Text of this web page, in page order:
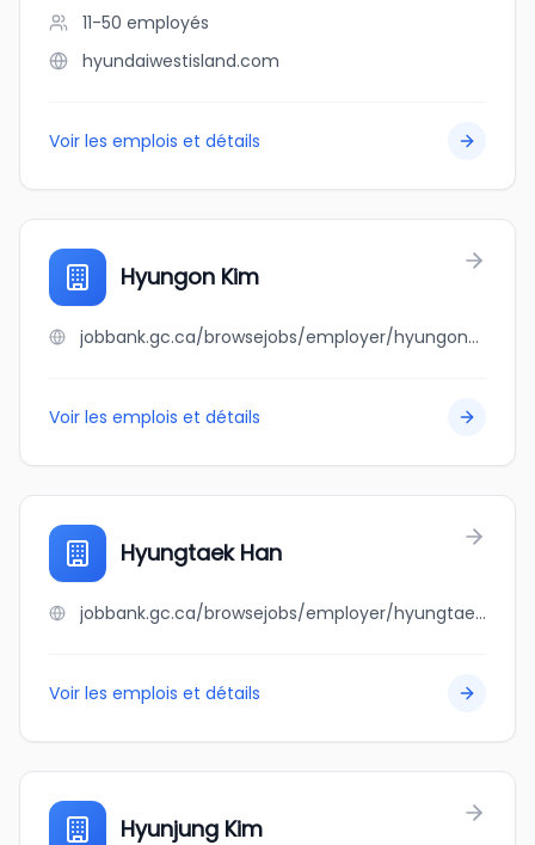
11-50 employés
hyundaiwestisland.com
Voir les emplois et détails
Hyungon Kim
jobbank.gc.ca/browsejobs/employer/hyungon+kim/ca
Voir les emplois et détails
Hyungtaek Han
jobbank.gc.ca/browsejobs/employer/hyungtaek+han/ca
Voir les emplois et détails
Hyunjung Kim